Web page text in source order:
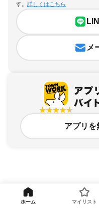
す。 詳しくはこちら
メ
アプリを
千葉県、茂原市、週4日以上OKのア
ホーム マイリスト